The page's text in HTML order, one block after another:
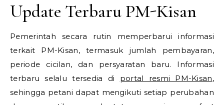
Update Terbaru PM-Kisan
Pemerintah secara rutin memperbarui informasi
terkait PM-Kisan, termasuk jumlah pembayaran,
periode cicilan, dan persyaratan baru. Informasi
terbaru selalu tersedia di portal resmi PM-Kisan,
sehingga petani dapat mengikuti setiap perubahan